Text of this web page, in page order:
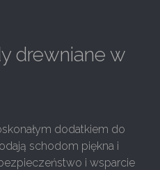
drewniane w
dodatkiem do
schodom piękna i
i wsparcie